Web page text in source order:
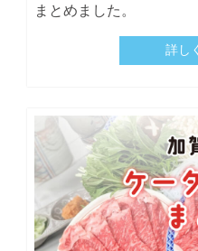
まとめました。
詳し